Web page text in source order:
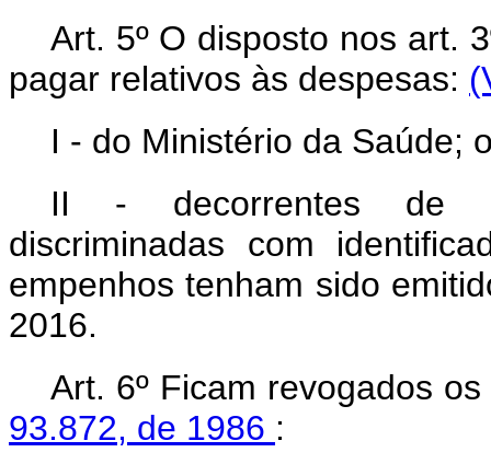
Art. 5º O disposto nos art.
pagar relativos às despesas:
I - do Ministério da Saúde;
II - decorrentes de
discriminadas com
empenhos tenham sido
2016.
Art. 6º Ficam revogados
93.872, de 1986 :